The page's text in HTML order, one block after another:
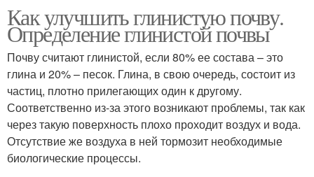
Как улучшить глинистую почву.
Определение глинистой почвы
Почву считают глинистой, если 80% ее состава – это
глина и 20% – песок. Глина, в свою очередь, состоит из
частиц, плотно прилегающих один к другому.
Соответственно из-за этого возникают проблемы, так как
через такую поверхность плохо проходит воздух и вода.
Отсутствие же воздуха в ней тормозит необходимые
биологические процессы.